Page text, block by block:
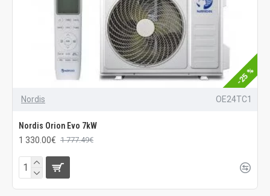
-25 %
Nordis OE24TC1
Nordis Orion Evo 7kW
1 330.00€ 1 777.49€